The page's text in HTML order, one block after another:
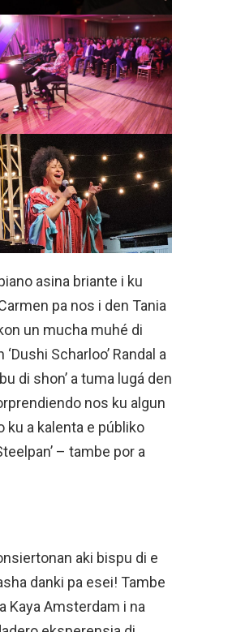
asina briante i ku
pa nos i den Tania
un mucha muhé di
Scharloo’ Randal a
di shon’ a tuma lugá den
nos ku algun
a kalenta e públiko
– tambe por a
aki bispu di e
danki pa esei! Tambe
Kaya Amsterdam i na